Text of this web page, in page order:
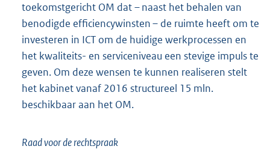
toekomstgericht OM dat – naast het behalen van
benodigde efficiencywinsten – de ruimte heeft om te
investeren in ICT om de huidige werkprocessen en
het kwaliteits- en serviceniveau een stevige impuls te
geven. Om deze wensen te kunnen realiseren stelt
het kabinet vanaf 2016 structureel 15 mln.
beschikbaar aan het OM.
Raad voor de rechtspraak